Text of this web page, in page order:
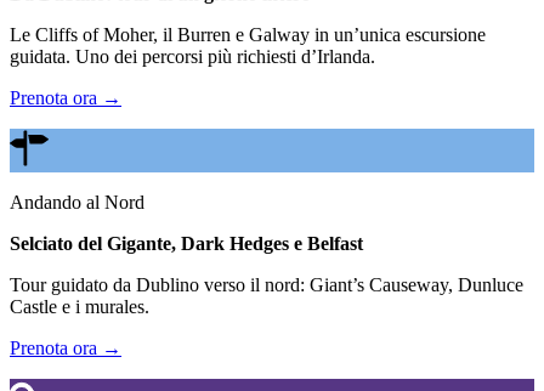
Le Cliffs of Moher, il Burren e Galway in un’unica escursione
guidata. Uno dei percorsi più richiesti d’Irlanda.
Prenota ora →
Andando al Nord
Selciato del Gigante, Dark Hedges e Belfast
Tour guidato da Dublino verso il nord: Giant’s Causeway, Dunluce
Castle e i murales.
Prenota ora →